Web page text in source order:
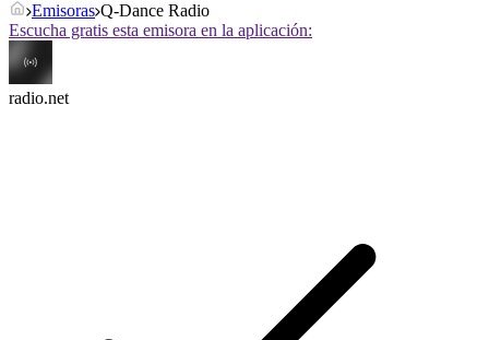
Emisoras Q-Dance Radio
Escucha gratis esta emisora en la aplicación:
radio.net